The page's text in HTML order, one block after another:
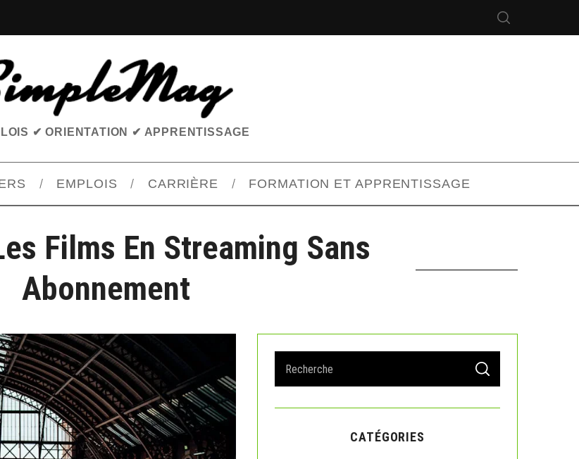
✔ ORIENTATION ✔ APPRENTISSAGE
EMPLOIS CARRIÈRE FORMATION ET APPRENTISSAGE
Films En Streaming Sans
Abonnement
a
r
S
A
C
CATÉGORIES